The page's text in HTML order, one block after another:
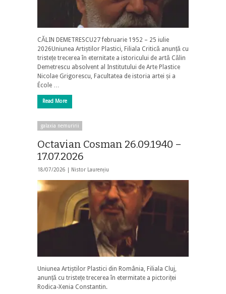
CĂLIN DEMETRESCU27 februarie 1952 – 25 iulie
2026Uniunea Artiștilor Plastici, Filiala Critică anunță cu
tristețe trecerea în eternitate a istoricului de artă Călin
Demetrescu absolvent al Institutului de Arte Plastice
Nicolae Grigorescu, Facultatea de istoria artei și a
École …
Read More
galaxia nemuririi
Octavian Cosman 26.09.1940 –
17.07.2026
18/07/2026 | Nistor Laurențiu
Uniunea Artiștilor Plastici din România, Filiala Cluj,
anunță cu tristețe trecerea în etermitate a pictoriței
Rodica-Xenia Constantin.